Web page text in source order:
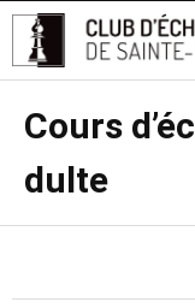
Cours
dulte